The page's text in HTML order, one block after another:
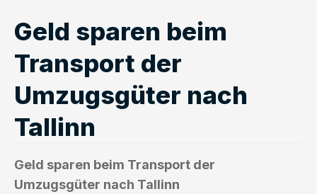
Geld sparen beim
Transport der
Umzugsgüter nach
Tallinn
Geld sparen beim Transport der
Umzugsgüter nach Tallinn